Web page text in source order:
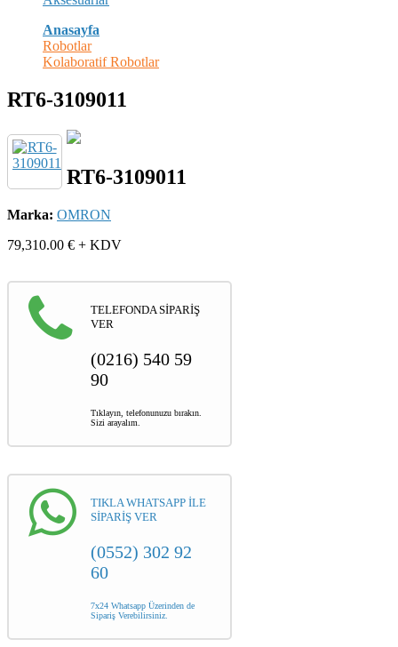
Anasayfa
Robotlar
Kolaboratif Robotlar
RT6-3109011
RT6-3109011
Marka: OMRON
79,310.00 € + KDV
TELEFONDA SİPARİŞ
VER
(0216) 540 59
90
Tıklayın, telefonunuzu bırakın.
Sizi arayalım.
TIKLA WHATSAPP İLE
SİPARİŞ VER
(0552) 302 92
60
7x24 Whatsapp Üzerinden de
Sipariş Verebilirsiniz.